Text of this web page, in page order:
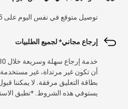
توصيل متوقع في نفس اليوم على 25 د.ك
إرجاع مجاني* لجميع الطلبيات
أن تكون غير مرتداة، غير
بطاقة التعليق مرفقة. لا يمكننا
يستوفي هذه الشروط. *تطبق